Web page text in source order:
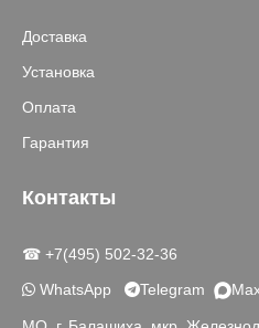
Доставка
Установка
Оплата
Гарантия
Контакты
☎ +7(495) 502-32-36
WhatsApp
Telegram